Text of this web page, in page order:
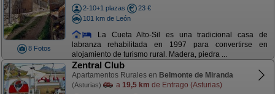
8 Fotos
2-10+1 plazas
23 €
101 km de León
La Cueta Alto-Sil es una tradicional casa de
labranza rehabilitada en 1997 para convertirse en
alojamiento de turismo rural. Madera, piedra ...
Zentral Club
Apartamentos Rurales en Belmonte de Miranda
(Asturias) a 19,5 km de Entrago (Asturias)